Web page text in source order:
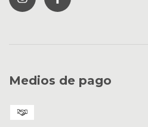
Medios de pago